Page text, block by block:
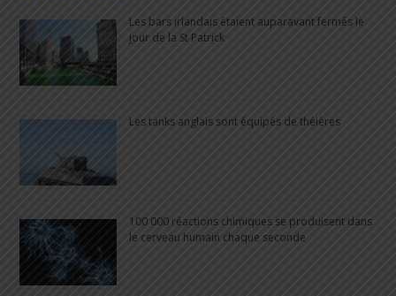
Les bars irlandais étaient auparavant fermés le
jour de la St Patrick
Les tanks anglais sont équipés de théières
100 000 réactions chimiques se produisent dans
le cerveau humain chaque seconde